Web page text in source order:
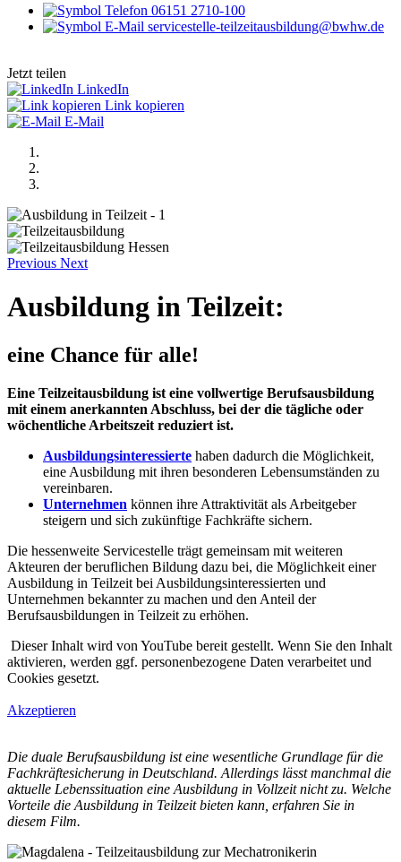
06151 2710-100
servicestelle-teilzeitausbildung@bwhw.de
Jetzt teilen
LinkedIn
Link kopieren
E-Mail
Previous Next
Ausbildung in Teilzeit:
eine Chance für alle!
Eine Teilzeitausbildung ist eine vollwertige Berufsausbildung
mit einem anerkannten Abschluss, bei der die tägliche oder
wöchentliche Arbeitszeit reduziert ist.
Ausbildungsinteressierte haben dadurch die Möglichkeit,
eine Ausbildung mit ihren besonderen Lebensumständen zu
vereinbaren.
Unternehmen können ihre Attraktivität als Arbeitgeber
steigern und sich zukünftige Fachkräfte sichern.
Die hessenweite Servicestelle trägt gemeinsam mit weiteren
Akteuren der beruflichen Bildung dazu bei, die Möglichkeit einer
Ausbildung in Teilzeit bei Ausbildungsinteressierten und
Unternehmen bekannter zu machen und den Anteil der
Berufsausbildungen in Teilzeit zu erhöhen.
Dieser Inhalt wird von YouTube bereit gestellt. Wenn Sie den Inhalt
aktivieren, werden ggf. personenbezogene Daten verarbeitet und
Cookies gesetzt.
Akzeptieren
Die duale Berufsausbildung ist eine wesentliche Grundlage für die
Fachkräftesicherung in Deutschland. Allerdings lässt manchmal die
aktuelle Lebenssituation eine Ausbildung in Vollzeit nicht zu. Welche
Vorteile die Ausbildung in Teilzeit bieten kann, erfahren Sie in
diesem Film.